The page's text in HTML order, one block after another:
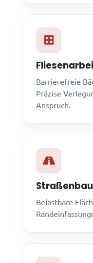
Barrierefreie
Präzise
Anspruch.
Straßenbau
Belastbare